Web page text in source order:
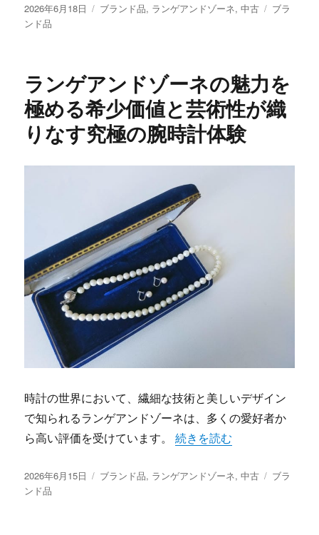
投
稿
2026年6月18日
カ
ブランド品, ランゲアンドゾーネ,中古
タ
ブラ
ンド品
ランゲアンドゾーネの魅力を
極める希少価値と芸術性が織
りなす究極の腕時計体験
時計の世界において、繊細な技術と美しいデザイン
で知られるランゲアンドゾーネは、多くの愛好者か
ら高い評価を受けています。“ランゲアンドゾーネの魅
続きを読む
投
稿
2026年6月15日
カ
ブランド品, ランゲアンドゾーネ,中古
タ
ブラ
ンド品